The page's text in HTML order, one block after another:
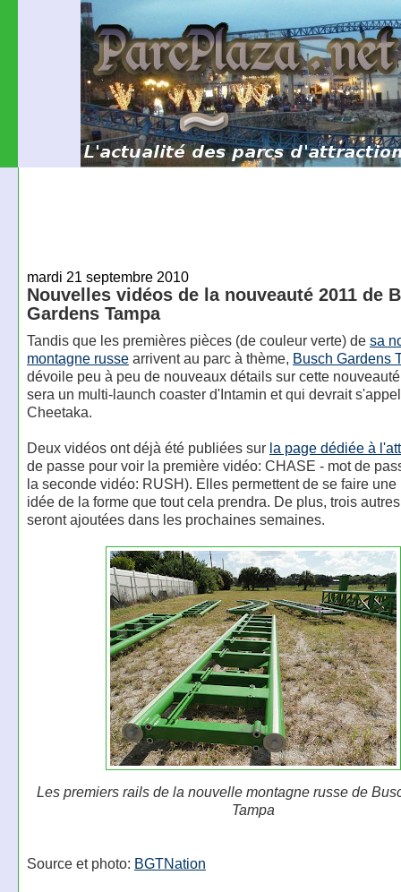
mardi 21 septembre 2010
Nouvelles vidéos de la nouveauté 2011 de
Gardens Tampa
Tandis que les premières pièces (de couleur verte) de sa
montagne russearrivent au parc à thème, Busch Gardens
dévoile peu à peu de nouveaux détails sur cette
sera un multi-launch coaster d'Intamin et qui devrait
Cheetaka.
Deux vidéos ont déjà été publiées sur la page dédiée à
de passe pour voir la première vidéo: CHASE - mot de
la seconde vidéo: RUSH). Elles permettent de se faire
idée de la forme que tout cela prendra. De plus, trois
seront ajoutées dans les prochaines semaines.
Les premiers rails de la nouvelle montagne russe de
Tampa
Source et photo: BGTNation